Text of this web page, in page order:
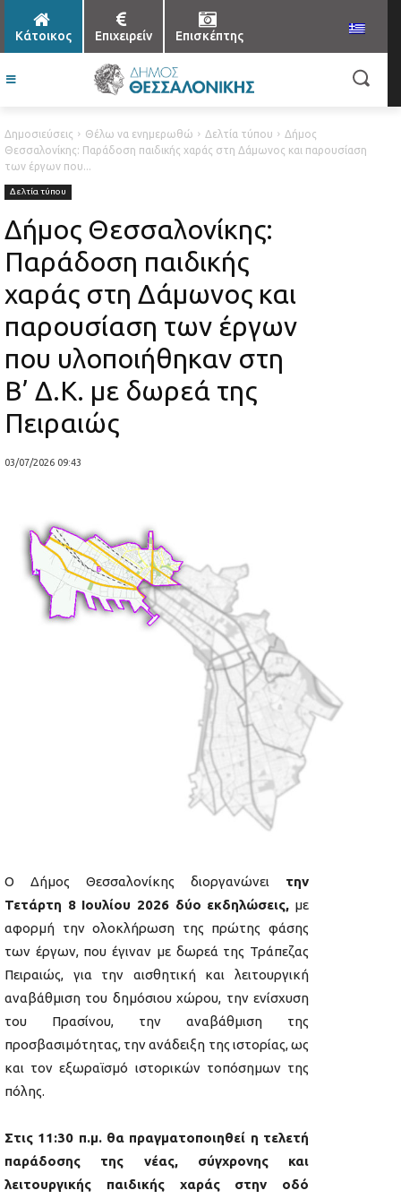
Κάτοικος Επιχειρείν Επισκέπτης
Δημοσιεύσεις Θέλω να ενημερωθώ Δελτία τύπου
Δήμος
Θεσσαλονίκης: Παράδοση παιδικής χαράς στη Δάμωνος και παρουσίαση
των έργων που...
Δελτία τύπου
Δήμος Θεσσαλονίκης:
Παράδοση παιδικής
χαράς στη Δάμωνος και
παρουσίαση των έργων
που υλοποιήθηκαν στη
Β’ Δ.Κ. με δωρεά της
Πειραιώς
03/07/2026 09:43
Ο Δήμος Θεσσαλονίκης διοργανώνει την
Τετάρτη 8 Ιουλίου 2026 δύο εκδηλώσεις, με
αφορμή την ολοκλήρωση της πρώτης φάσης
των έργων, που έγιναν με δωρεά της Τράπεζας
Πειραιώς, για την αισθητική και λειτουργική
αναβάθμιση του δημόσιου χώρου, την ενίσχυση
του Πρασίνου, την αναβάθμιση της
προσβασιμότητας, την ανάδειξη της ιστορίας, ως
και τον εξωραϊσμό ιστορικών τοπόσημων της
πόλης.
Στις 11:30 π.μ. θα πραγματοποιηθεί η τελετή
παράδοσης της νέας, σύγχρονης και
λειτουργικής παιδικής χαράς στην οδό